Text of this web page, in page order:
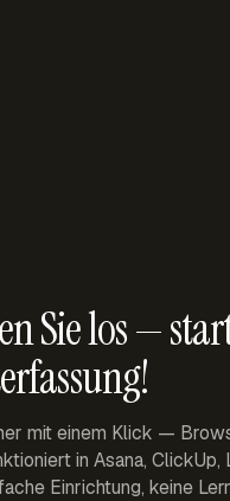
Sie los —
mit einem Klick —
in Asana, ClickUp,
Einrichtung, keine